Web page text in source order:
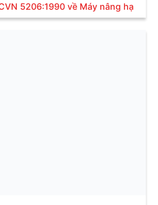
5206:1990 về Máy nâng hạ